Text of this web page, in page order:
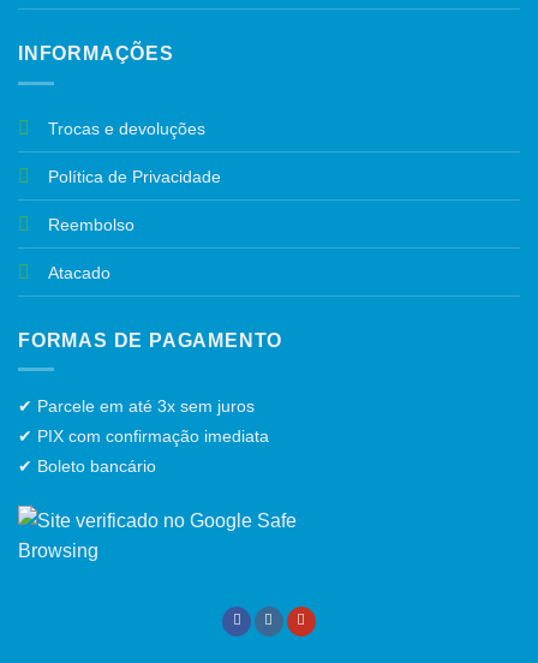
INFORMAÇÕES
Trocas e devoluções
Política de Privacidade
Reembolso
Atacado
FORMAS DE PAGAMENTO
✔ Parcele em até 3x sem juros
✔ PIX com confirmação imediata
✔ Boleto bancário